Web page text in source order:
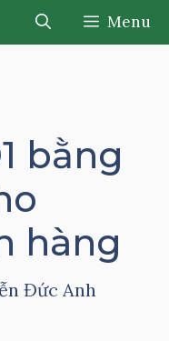
Menu
bằng
hàng
Đức Anh